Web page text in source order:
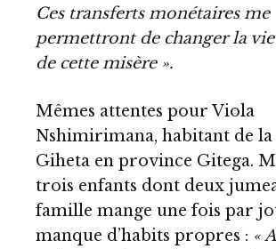
Ces transferts monétaires me
permettront de changer la
de cette misère ».
Mêmes attentes pour Viola
Nshimirimana, habitant de
Giheta en province Gitega.
trois enfants dont deux
famille mange une fois par
manque d’habits propres : «